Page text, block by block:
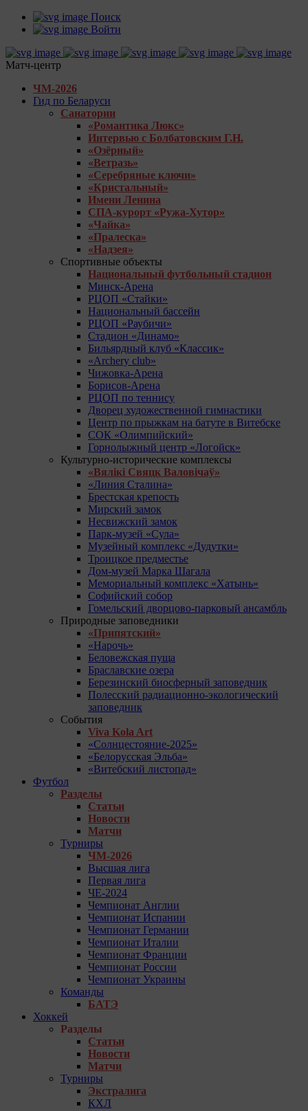
Поиск
Войти
Матч-центр
ЧМ-2026
Гид по Беларуси
Санатории
«Романтика Люкс»
Интервью с Болбатовским Г.Н.
«Озёрный»
«Ветразь»
«Серебряные ключи»
«Кристальный»
Имени Ленина
СПА-курорт «Ружа-Хутор»
«Чайка»
«Пралеска»
«Надзея»
Спортивные объекты
Национальный футбольный стадион
Минск-Арена
РЦОП «Стайки»
Национальный бассейн
РЦОП «Раубичи»
Стадион «Динамо»
Бильярдный клуб «Классик»
«Archery club»
Чижовка-Арена
Борисов-Арена
РЦОП по теннису
Дворец художественной гимнастики
Центр по прыжкам на батуте в Витебске
СОК «Олимпийский»
Горнолыжный центр «Логойск»
Культурно-исторические комплексы
«Вялікі Свяцк Валовічаў»
«Линия Сталина»
Брестская крепость
Мирский замок
Несвижский замок
Парк-музей «Сула»
Музейный комплекс «Дудутки»
Троицкое предместье
Дом-музей Марка Шагала
Мемориальный комплекс «Хатынь»
Софийский собор
Гомельский дворцово-парковый ансамбль
Природные заповедники
«Припятский»
«Нарочь»
Беловежская пуща
Браславские озера
Березинский биосферный заповедник
Полесский радиационно-экологический
заповедник
События
Viva Kola Art
«Солнцестояние-2025»
«Белорусская Эльба»
«Витебский листопад»
Футбол
Разделы
Статьи
Новости
Матчи
Турниры
ЧМ-2026
Высшая лига
Первая лига
ЧЕ-2024
Чемпионат Англии
Чемпионат Испании
Чемпионат Германии
Чемпионат Италии
Чемпионат Франции
Чемпионат России
Чемпионат Украины
Команды
БАТЭ
Хоккей
Разделы
Статьи
Новости
Матчи
Турниры
Экстралига
КХЛ